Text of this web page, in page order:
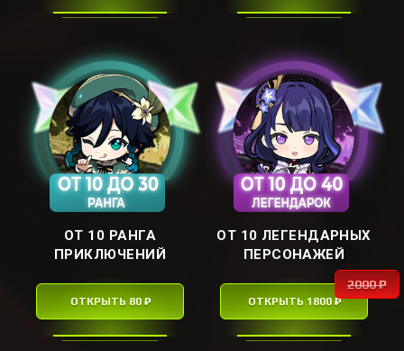
ОТ 10 РАНГА
ПРИКЛЮЧЕНИЙ
ОТКРЫТЬ 80 ₽
ОТ 10 ЛЕГЕНДАРНЫХ
ПЕРСОНАЖЕЙ
ОТКРЫТЬ 1800 ₽
2000 ₽